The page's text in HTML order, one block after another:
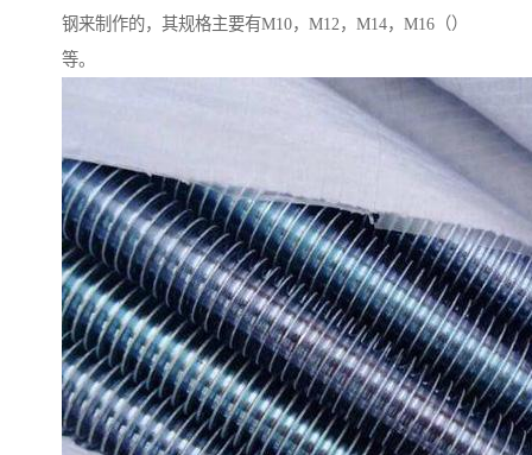
钢来制作的，其规格主要有M10，M12，M14，M16（）
等。